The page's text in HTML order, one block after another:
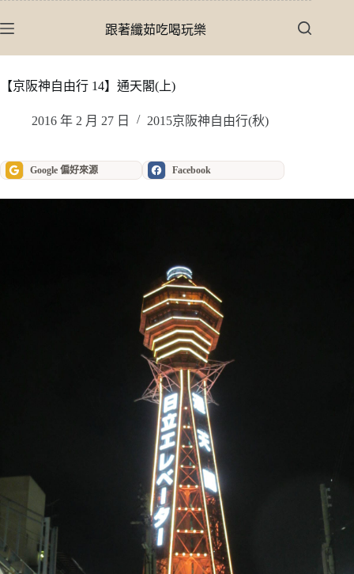
至
內
跟著纖茹吃喝玩樂
【京阪神自由行 14】通天閣(上)
2016 年 2 月 27 日 2015京阪神自由行(秋)
Google 偏好來源 Facebook